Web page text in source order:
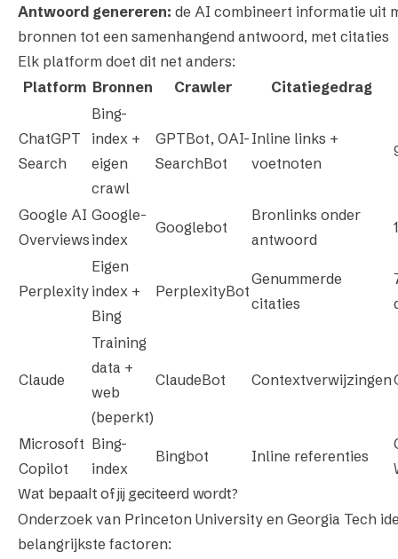
Antwoord genereren: de AI combineert informatie uit
bronnen tot een samenhangend antwoord, met citaties
Elk platform doet dit net anders:
Platform Bronnen Crawler Citatiegedrag
ChatGPT
Search
Bing-
index +
eigen
crawl
GPTBot, OAI-
SearchBot
Inline links +
voetnoten
Google AI
Overviews
Google-
index
Googlebot
Bronlinks onder
antwoord
Perplexity
Eigen
index +
Bing
PerplexityBot
Genummerde
citaties
Claude
Training
data +
web
(beperkt)
ClaudeBot Contextverwijzingen
Microsoft
Copilot
Bing-
index
Bingbot Inline referenties
Wat bepaalt of jij geciteerd wordt?
Onderzoek van Princeton University en Georgia Tech
belangrijkste factoren: